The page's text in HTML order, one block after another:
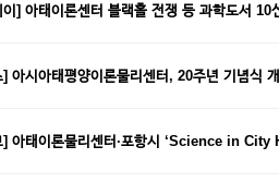
이] 아태이론센터 블랙홀 전쟁 등 과학도서 10
아시아태평양이론물리센터, 20주년 기념식
] 아태이론물리센터·포항시 ‘Science in City